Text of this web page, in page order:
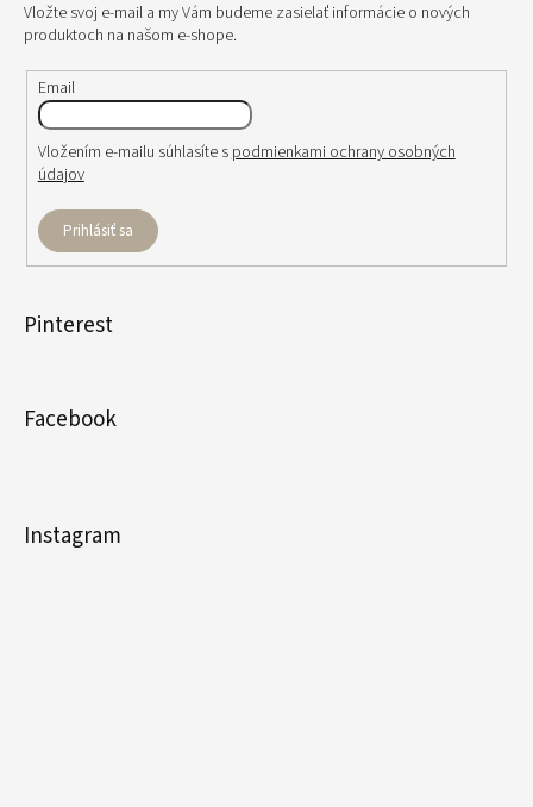
Vložte svoj e-mail a my Vám budeme zasielať informácie o nových
produktoch na našom e-shope.
Email
Vložením e-mailu súhlasíte spodmienkami ochrany osobných
údajov
Prihlásiť sa
Pinterest
Facebook
Instagram